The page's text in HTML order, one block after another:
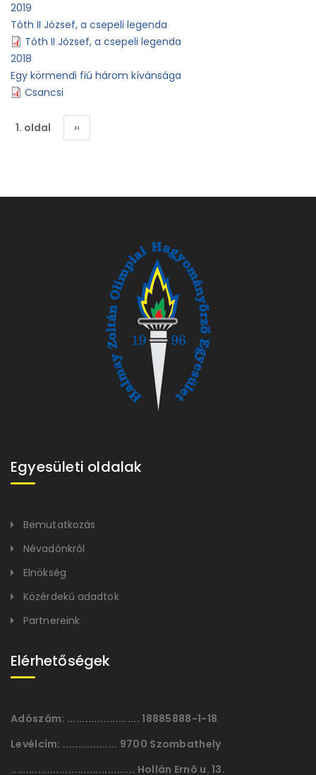
2019
Tóth II József, a csepeli legenda
Tóth II József, a csepeli legenda
2018
Egy körmendi fiú három kívánsága
Csancsi
Oldalszámozás
1. oldal
Következő
oldal
››
Egyesületi oldalak
Bemutatkozás
Névadónkról
Elnökség
Közérdekű adadtok
Partnereink
Elérhetőségek
Adószám: ........................ 18885888-1-18
Levélcím: .................. 9700 Szombathely
......................................... Hollán Ernõ u. 13.